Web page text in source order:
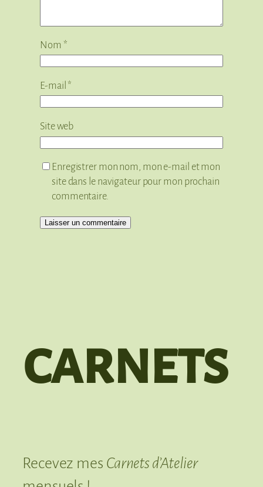
Nom *
E-mail *
Site web
Enregistrer mon nom, mon e-mail et mon
site dans le navigateur pour mon prochain
commentaire.
carnets
Recevez mes Carnets d’Atelier